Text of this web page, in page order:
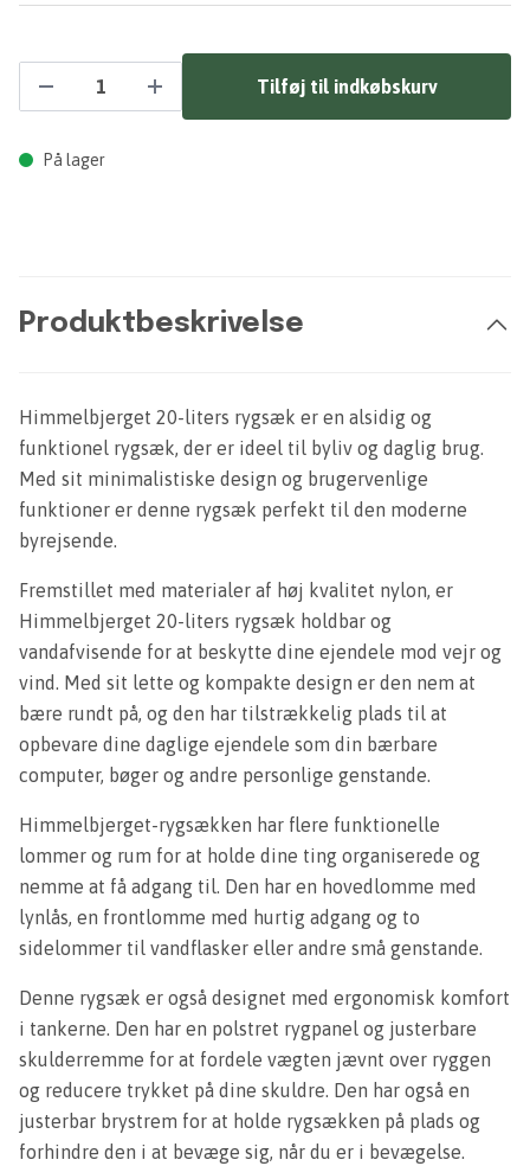
Tilføj til indkøbskurv
På lager
Produktbeskrivelse
Himmelbjerget 20-liters rygsæk er en alsidig og
funktionel rygsæk, der er ideel til byliv og daglig brug.
Med sit minimalistiske design og brugervenlige
funktioner er denne rygsæk perfekt til den moderne
byrejsende.
Fremstillet med materialer af høj kvalitet nylon, er
Himmelbjerget 20-liters rygsæk holdbar og
vandafvisende for at beskytte dine ejendele mod vejr og
vind. Med sit lette og kompakte design er den nem at
bære rundt på, og den har tilstrækkelig plads til at
opbevare dine daglige ejendele som din bærbare
computer, bøger og andre personlige genstande.
Himmelbjerget-rygsækken har flere funktionelle
lommer og rum for at holde dine ting organiserede og
nemme at få adgang til. Den har en hovedlomme med
lynlås, en frontlomme med hurtig adgang og to
sidelommer til vandflasker eller andre små genstande.
Denne rygsæk er også designet med ergonomisk komfort
i tankerne. Den har en polstret rygpanel og justerbare
skulderremme for at fordele vægten jævnt over ryggen
og reducere trykket på dine skuldre. Den har også en
justerbar brystrem for at holde rygsækken på plads og
forhindre den i at bevæge sig, når du er i bevægelse.